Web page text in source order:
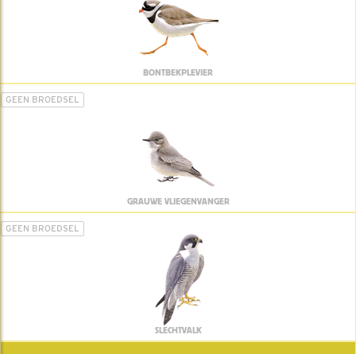
BONTBEKPLEVIER
GEEN BROEDSEL
GRAUWE VLIEGENVANGER
GEEN BROEDSEL
SLECHTVALK